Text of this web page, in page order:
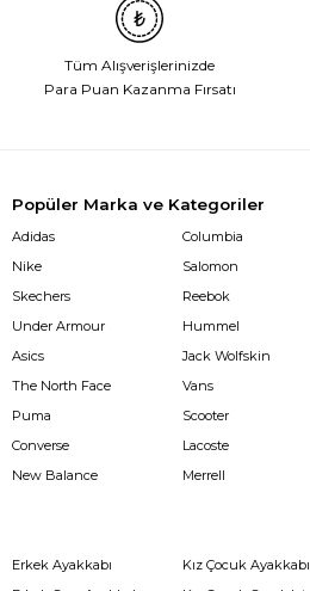
Tüm Alışverişlerinizde
Para Puan Kazanma Fırsatı
Popüler Marka ve Kategoriler
Adidas
Nike
Skechers
Under Armour
Asics
The North Face
Puma
Converse
New Balance
Columbia
Salomon
Reebok
Hummel
Jack Wolfskin
Vans
Scooter
Lacoste
Merrell
Erkek Ayakkabı
Kız Çocuk Ayakkabı